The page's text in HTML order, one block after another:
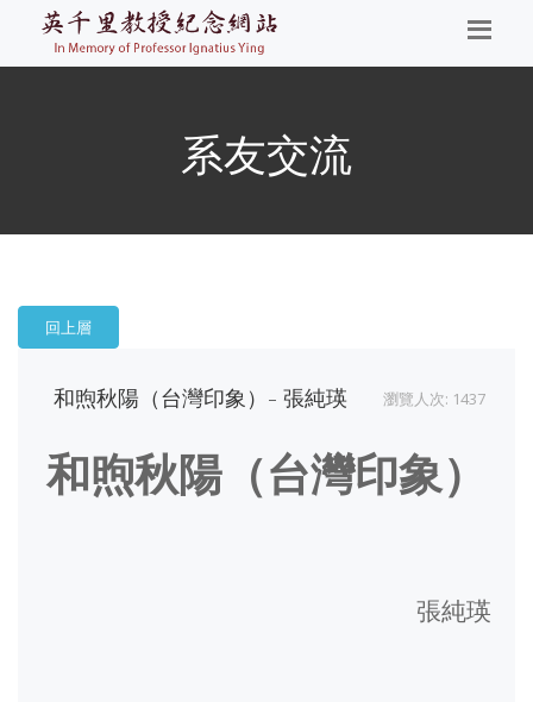
系友交流
回上層
和煦秋陽（台灣印象）- 張純瑛 瀏覽人次: 1437
和煦秋陽（台灣印象）
張純瑛